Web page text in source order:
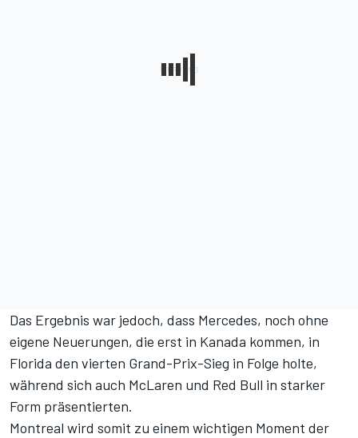
Das Ergebnis war jedoch, dass Mercedes, noch ohne
eigene Neuerungen, die erst in Kanada kommen, in
Florida den vierten Grand-Prix-Sieg in Folge holte,
während sich auch McLaren und Red Bull in starker
Form präsentierten.
Montreal wird somit zu einem wichtigen Moment der